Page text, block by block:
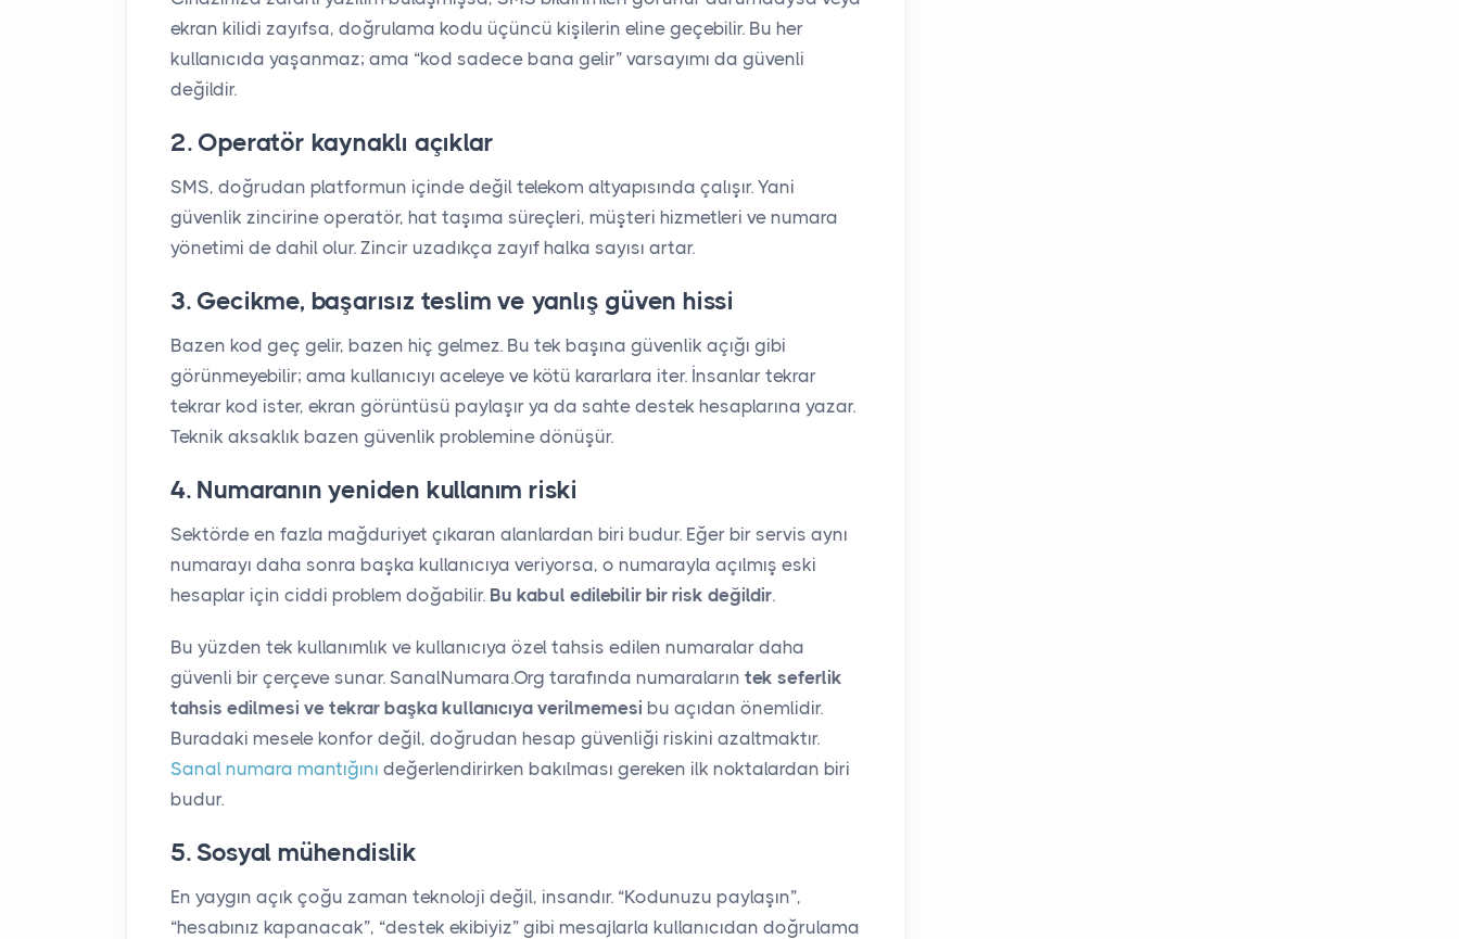
ekran kilidi zayıfsa, doğrulama kodu üçüncü kişilerin eline geçebilir. Bu her
kullanıcıda yaşanmaz; ama “kod sadece bana gelir” varsayımı da güvenli
değildir.
2. Operatör kaynaklı açıklar
SMS, doğrudan platformun içinde değil telekom altyapısında çalışır. Yani
güvenlik zincirine operatör, hat taşıma süreçleri, müşteri hizmetleri ve numara
yönetimi de dahil olur. Zincir uzadıkça zayıf halka sayısı artar.
3. Gecikme, başarısız teslim ve yanlış güven hissi
Bazen kod geç gelir, bazen hiç gelmez. Bu tek başına güvenlik açığı gibi
görünmeyebilir; ama kullanıcıyı aceleye ve kötü kararlara iter. İnsanlar tekrar
tekrar kod ister, ekran görüntüsü paylaşır ya da sahte destek hesaplarına yazar.
Teknik aksaklık bazen güvenlik problemine dönüşür.
4. Numaranın yeniden kullanım riski
Sektörde en fazla mağduriyet çıkaran alanlardan biri budur. Eğer bir servis aynı
numarayı daha sonra başka kullanıcıya veriyorsa, o numarayla açılmış eski
hesaplar için ciddi problem doğabilir. Bu kabul edilebilir bir risk değildir.
Bu yüzden tek kullanımlık ve kullanıcıya özel tahsis edilen numaralar daha
güvenli bir çerçeve sunar. SanalNumara.Org tarafında numaraların tek seferlik
tahsis edilmesi ve tekrar başka kullanıcıya verilmemesi bu açıdan önemlidir.
Buradaki mesele konfor değil, doğrudan hesap güvenliği riskini azaltmaktır.
Sanal numara mantığını değerlendirirken bakılması gereken ilk noktalardan biri
budur.
5. Sosyal mühendislik
En yaygın açık çoğu zaman teknoloji değil, insandır. “Kodunuzu paylaşın”,
“hesabınız kapanacak”, “destek ekibiyiz” gibi mesajlarla kullanıcıdan doğrulama